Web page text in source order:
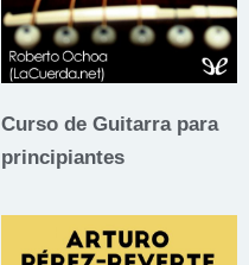
Curso de Guitarra para
principiantes